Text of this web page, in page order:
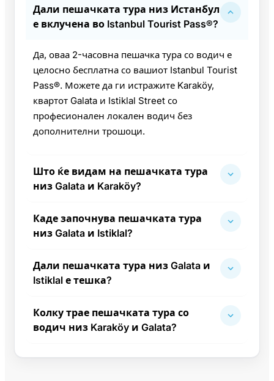
Дали пешачката тура низ Истанбул
е вклучена во Istanbul Tourist Pass®?
Да, оваа 2-часовна пешачка тура со водич е
целосно бесплатна со вашиот Istanbul Tourist
Pass®. Можете да ги истражите Karaköy,
квартот Galata и Istiklal Street со
професионален локален водич без
дополнителни трошоци.
Што ќе видам на пешачката тура
низ Galata и Karaköy?
Каде започнува пешачката тура
низ Galata и Istiklal?
Дали пешачката тура низ Galata и
Istiklal е тешка?
Колку трае пешачката тура со
водич низ Karaköy и Galata?